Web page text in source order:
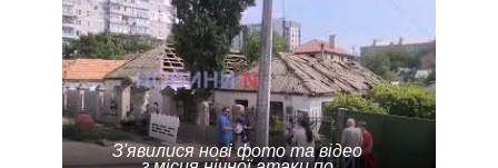
З'явилися нові фото та відео